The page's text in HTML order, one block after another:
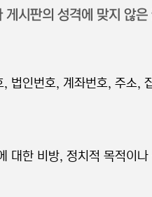
시판의 성격에 맞지 않
법인번호, 계좌번호, 주소,
대한 비방, 정치적 목적이